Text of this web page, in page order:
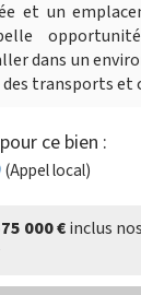
et un
dans un
transports et
ce bien :
(Appel local)
000 €inclus nos